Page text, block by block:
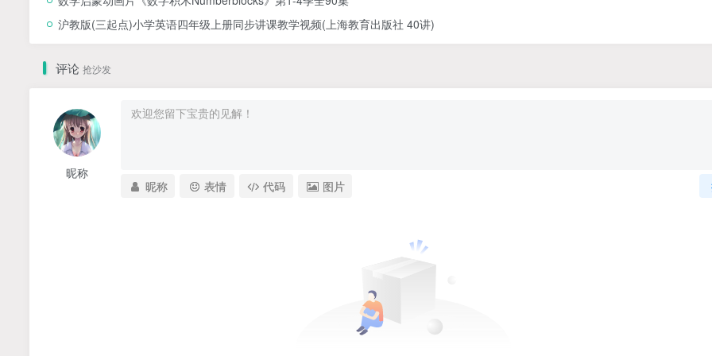
沪教版(三起点)小学英语四年级上册同步讲课教学视频(上海教育出版社 40讲)
评论 抢沙发
昵称
昵称 表情 代码 图片